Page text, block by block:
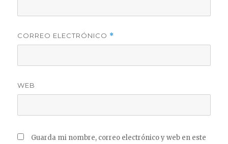
CORREO ELECTRÓNICO *
WEB
Guarda mi nombre, correo electrónico y web en este